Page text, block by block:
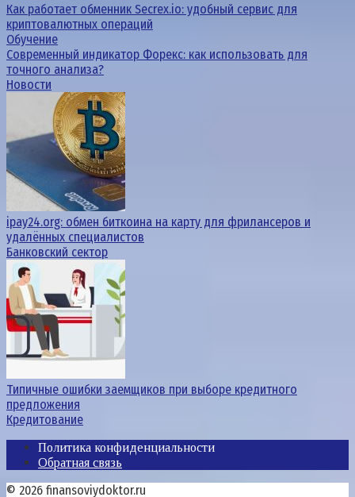
Как работает обменник Secrex.io: удобный сервис для
криптовалютных операций
Обучение
Современный индикатор Форекс: как использовать для
точного анализа?
Новости
ipay24.org: обмен биткоина на карту для фрилансеров и
удалённых специалистов
Банковский сектор
Типичные ошибки заемщиков при выборе кредитного
предложения
Кредитование
Политика конфиденциальности
Обратная связь
© 2026 finansoviydoktor.ru